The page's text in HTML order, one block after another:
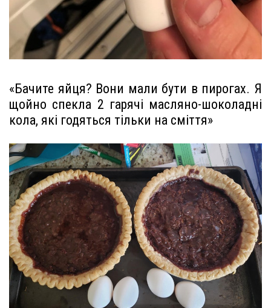
«Бачите яйця? Вони мали бути в пирогах. Я
щойно спекла 2 гарячі масляно-шоколадні
кола, які годяться тільки на сміття»